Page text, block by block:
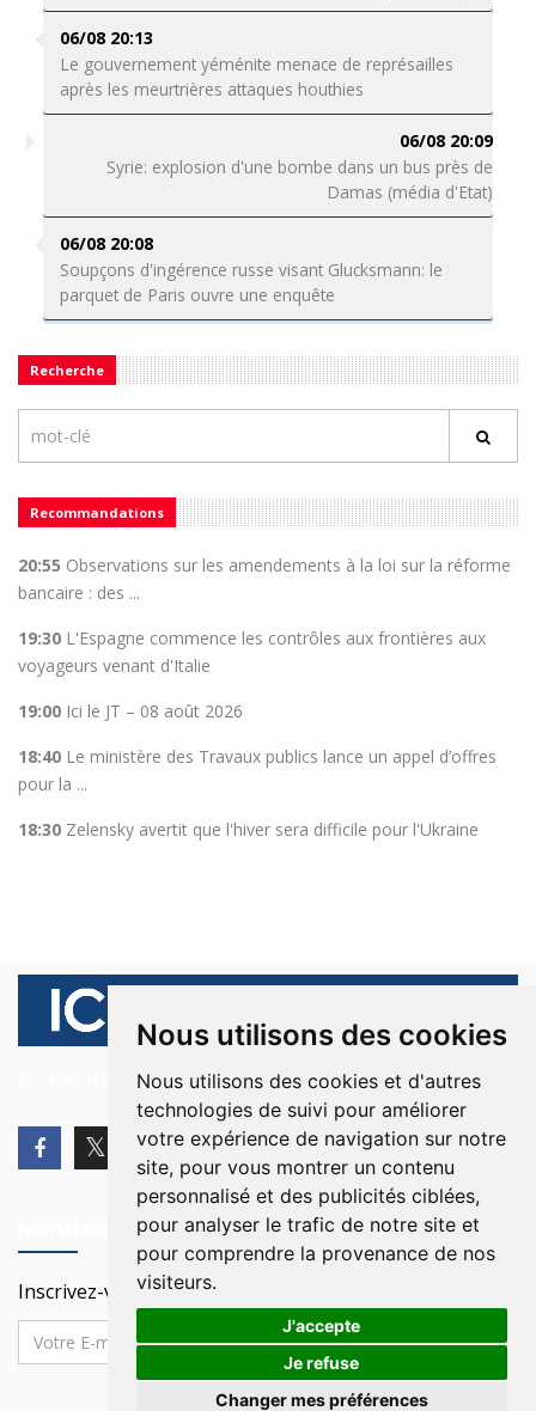
Nous utilisons des cookies
Nous utilisons des cookies et d'autres
technologies de suivi pour améliorer
votre expérience de navigation sur notre
site, pour vous montrer un contenu
personnalisé et des publicités ciblées,
pour analyser le trafic de notre site et
pour comprendre la provenance de nos
visiteurs.
J'accepte
Je refuse
Changer mes préférences
06/08 20:13
Le gouvernement yéménite menace de représailles
après les meurtrières attaques houthies
06/08 20:09
Syrie: explosion d'une bombe dans un bus près de
Damas (média d'Etat)
06/08 20:08
Soupçons d'ingérence russe visant Glucksmann: le
parquet de Paris ouvre une enquête
Recherche
Recommandations
20:55 Observations sur les amendements à la loi sur la réforme
bancaire : des ...
19:30 L'Espagne commence les contrôles aux frontières aux
voyageurs venant d'Italie
19:00 Ici le JT – 08 août 2026
18:40 Le ministère des Travaux publics lance un appel d’offres
pour la ...
18:30 Zelensky avertit que l'hiver sera difficile pour l'Ukraine
© 2026 Ici Beyrouth. Tous les droits sont réservés.
Inscrivez-vous à notre Newsletter